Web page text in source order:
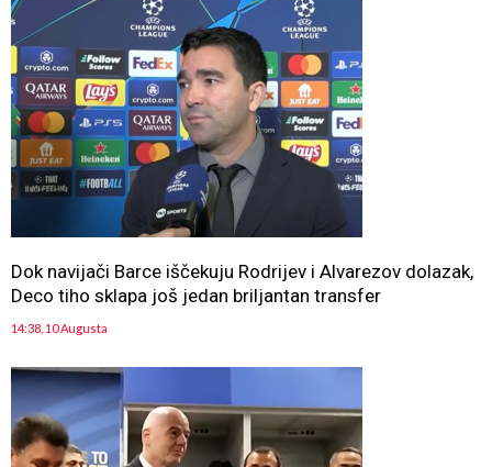
Dok navijači Barce iščekuju Rodrijev i Alvarezov dolazak,
Deco tiho sklapa još jedan briljantan transfer
14:38, 10 Augusta